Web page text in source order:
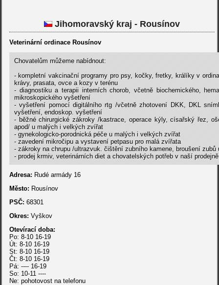
Jihomoravský kraj - Rousínov
Veterinární ordinace Rousínov
Chovatelům můžeme nabídnout:
- kompletní vakcinační programy pro psy, kočky, fretky, králíky v
krávy, prasata, ovce a kozy v terénu
- diagnostiku a terapii interních chorob, včetně biochemického,
mikroskopického vyšetření
- vyšetření pomocí digitálního rtg /včetně zhotovení DKK, DKL
vyšetření, endoskop. vyšetření
- běžné chirurgické zákroky /kastrace, operace kýly, císařský řez,
apod/ u malých i velkých zvířat
- gynekologicko-porodnická péče u malých i velkých zvířat
- zavedení mikročipu a vystavení petpasu pro malá zvířata
- zákroky na chrupu /ultrazvuk. čištění zubního kamene, broušení zubů
- prodej krmiv, veterinárních diet a chovatelských potřeb v naší prodejně
Adresa: Rudé armády 16
Město: Rousínov
PSČ: 68301
Okres: Vyškov
Otevírací doba:
Po: 8-10 16-19
Út: 8-10 16-19
St: 8-10 16-19
Čt: 8-10 16-19
Pá: ---- 16-19
So: 10-11 ----
Ne: pohotovost na telefonu